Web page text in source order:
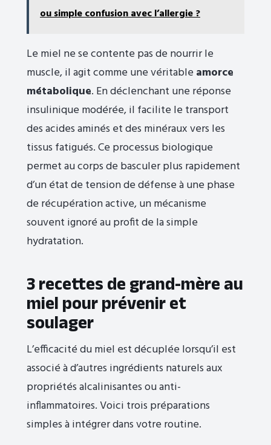
ou simple confusion avec l’allergie ?
Le miel ne se contente pas de nourrir le
muscle, il agit comme une véritable amorce
métabolique. En déclenchant une réponse
insulinique modérée, il facilite le transport
des acides aminés et des minéraux vers les
tissus fatigués. Ce processus biologique
permet au corps de basculer plus rapidement
d’un état de tension de défense à une phase
de récupération active, un mécanisme
souvent ignoré au profit de la simple
hydratation.
3 recettes de grand-mère au
miel pour prévenir et
soulager
L’efficacité du miel est décuplée lorsqu’il est
associé à d’autres ingrédients naturels aux
propriétés alcalinisantes ou anti-
inflammatoires. Voici trois préparations
simples à intégrer dans votre routine.